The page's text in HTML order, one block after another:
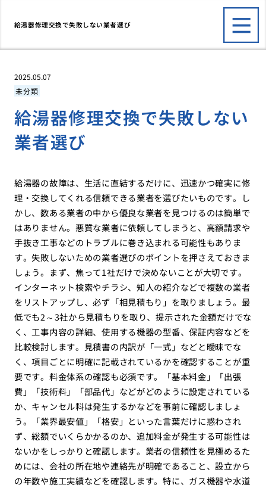
給湯器修理交換で失敗しない業者選び
2025.05.07
未分類
給湯器修理交換で失敗しない
業者選び
給湯器の故障は、生活に直結するだけに、迅速かつ確実に修
理・交換してくれる信頼できる業者を選びたいものです。し
かし、数ある業者の中から優良な業者を見つけるのは簡単で
はありません。悪質な業者に依頼してしまうと、高額請求や
手抜き工事などのトラブルに巻き込まれる可能性もありま
す。失敗しないための業者選びのポイントを押さえておきま
しょう。まず、焦って1社だけで決めないことが大切です。
インターネット検索やチラシ、知人の紹介などで複数の業者
をリストアップし、必ず「相見積もり」を取りましょう。最
低でも2～3社から見積もりを取り、提示された金額だけでな
く、工事内容の詳細、使用する機器の型番、保証内容などを
比較検討します。見積書の内訳が「一式」などと曖昧でな
く、項目ごとに明確に記載されているかを確認することが重
要です。料金体系の確認も必須です。「基本料金」「出張
費」「技術料」「部品代」などがどのように設定されている
か、キャンセル料は発生するかなどを事前に確認しましょ
う。「業界最安値」「格安」といった言葉だけに惑わされ
ず、総額でいくらかかるのか、追加料金が発生する可能性は
ないかをしっかりと確認します。業者の信頼性を見極めるた
めには、会社の所在地や連絡先が明確であること、設立から
の年数や施工実績などを確認します。特に、ガス機器や水道